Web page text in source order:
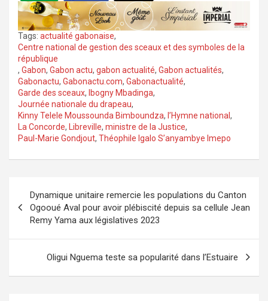
Tags: actualité gabonaise,
Centre national de gestion des sceaux et des symboles de la
république
, Gabon, Gabon actu, gabon actualité, Gabon actualités,
Gabonactu, Gabonactu.com, Gabonactualité,
Garde des sceaux, Ibogny Mbadinga,
Journée nationale du drapeau,
Kinny Telele Moussounda Bimboundza, l’Hymne national ,
La Concorde, Libreville, ministre de la Justice,
Paul-Marie Gondjout, Théophile Igalo S’anyambye Imepo
de
l’article
Dynamique unitaire remercie les populations du Canton
Ogooué Aval pour avoir plébiscité depuis sa cellule Jean
Remy Yama aux législatives 2023
Oligui Nguema teste sa popularité dans l’Estuaire